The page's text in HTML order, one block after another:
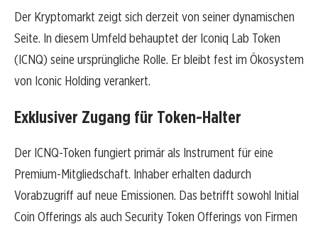
Der Kryptomarkt zeigt sich derzeit von seiner dynamischen
Seite. In diesem Umfeld behauptet der Iconiq Lab Token
(ICNQ) seine ursprüngliche Rolle. Er bleibt fest im Ökosystem
von Iconic Holding verankert.
Exklusiver Zugang für Token-Halter
Der ICNQ-Token fungiert primär als Instrument für eine
Premium-Mitgliedschaft. Inhaber erhalten dadurch
Vorabzugriff auf neue Emissionen. Das betrifft sowohl Initial
Coin Offerings als auch Security Token Offerings von Firmen